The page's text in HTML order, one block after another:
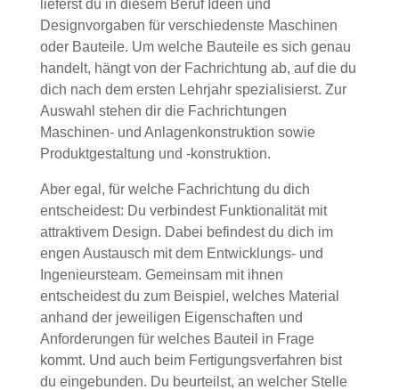
lieferst du in diesem Beruf Ideen und
Designvorgaben für verschiedenste Maschinen
oder Bauteile. Um welche Bauteile es sich genau
handelt, hängt von der Fachrichtung ab, auf die du
dich nach dem ersten Lehrjahr spezialisierst. Zur
Auswahl stehen dir die Fachrichtungen
Maschinen- und Anlagenkonstruktion sowie
Produktgestaltung und -konstruktion.
Aber egal, für welche Fachrichtung du dich
entscheidest: Du verbindest Funktionalität mit
attraktivem Design. Dabei befindest du dich im
engen Austausch mit dem Entwicklungs- und
Ingenieursteam. Gemeinsam mit ihnen
entscheidest du zum Beispiel, welches Material
anhand der jeweiligen Eigenschaften und
Anforderungen für welches Bauteil in Frage
kommt. Und auch beim Fertigungsverfahren bist
du eingebunden. Du beurteilst, an welcher Stelle